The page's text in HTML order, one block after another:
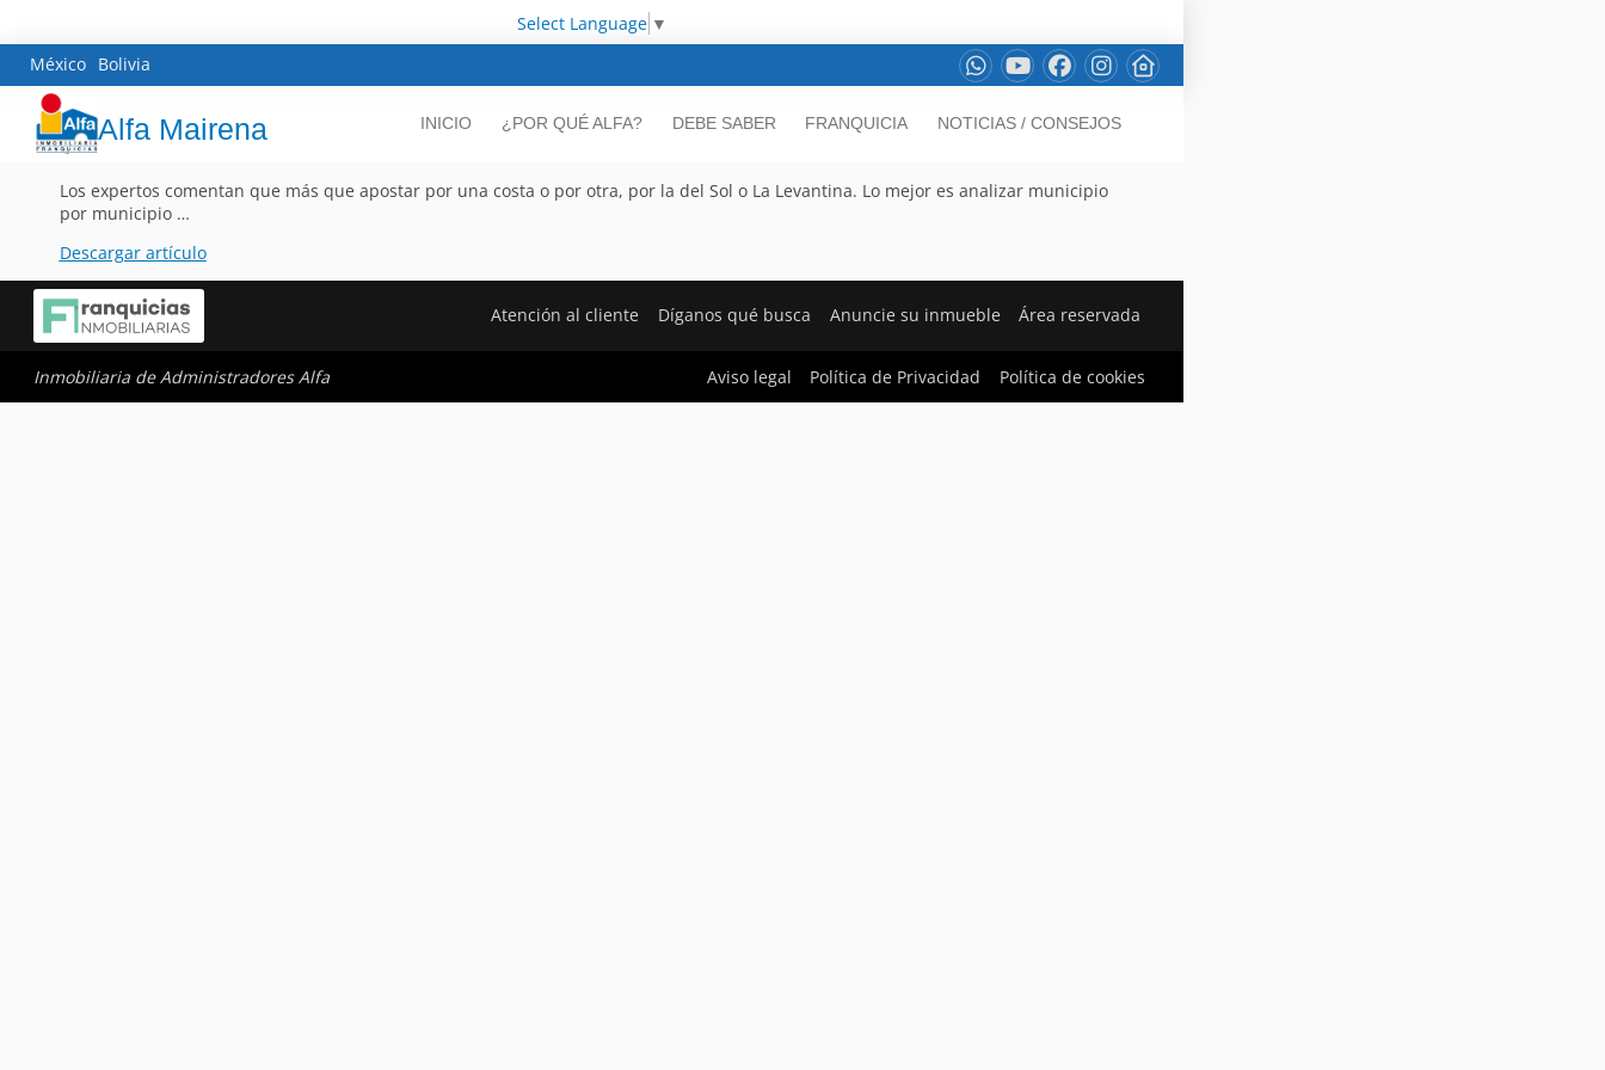
Select Language ▼
México Bolivia
Alfa Mairena INICIO ¿POR QUÉ ALFA? DEBE SABER FRANQUICIA NOTICIAS / CONSEJOS
Los expertos comentan que más que apostar por una costa o por otra, por la del Sol o La Levantina. Lo mejor es analizar municipio
por municipio …
Descargar artículo
Atención al cliente Díganos qué busca Anuncie su inmueble Área reservada
Inmobiliaria de Administradores Alfa Aviso legal Política de Privacidad Política de cookies